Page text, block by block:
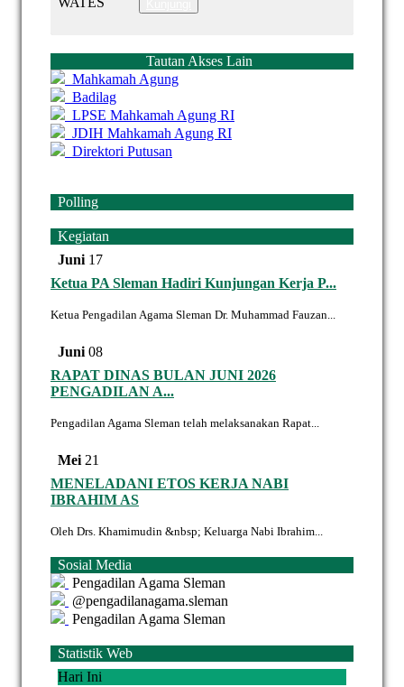
Tautan Akses Lain
Mahkamah Agung
Badilag
LPSE Mahkamah Agung RI
JDIH Mahkamah Agung RI
Direktori Putusan
Polling
Kegiatan
Juni 17
Ketua PA Sleman Hadiri Kunjungan Kerja P...
Ketua Pengadilan Agama Sleman Dr. Muhammad Fauzan...
Juni 08
RAPAT DINAS BULAN JUNI 2026
PENGADILAN A...
Pengadilan Agama Sleman telah melaksanakan Rapat...
Mei 21
MENELADANI ETOS KERJA NABI
IBRAHIM AS
Oleh Drs. Khamimudin &nbsp; Keluarga Nabi Ibrahim...
Sosial Media
Pengadilan Agama Sleman
@pengadilanagama.sleman
Pengadilan Agama Sleman
Statistik Web
Hari Ini